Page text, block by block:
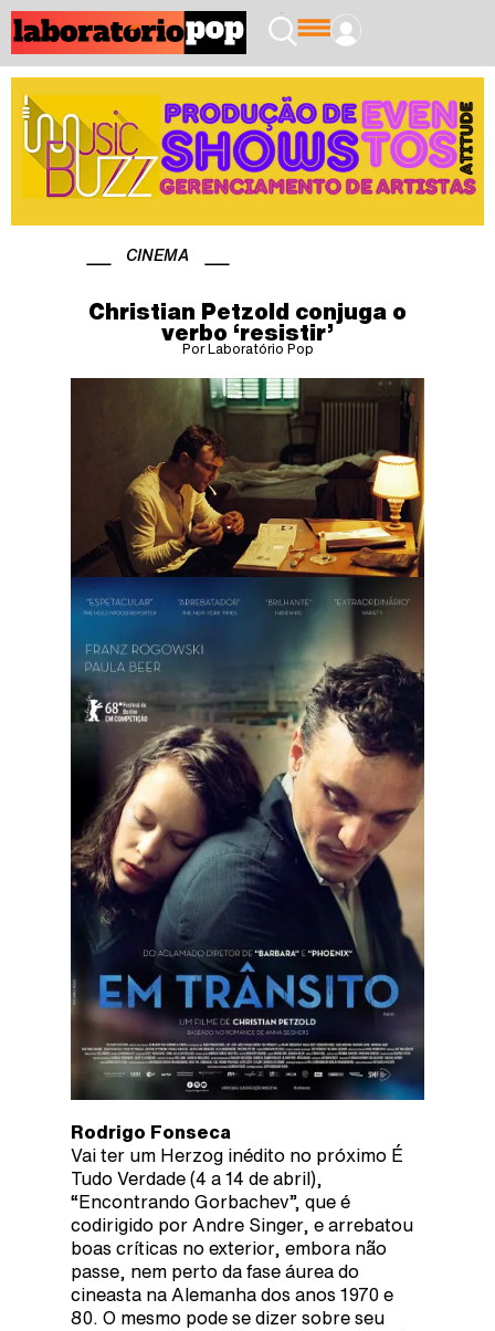
CINEMA
Christian Petzold conjuga o
verbo ‘resistir’
Por Laboratório Pop
Rodrigo Fonseca
Vai ter um Herzog inédito no próximo É
Tudo Verdade (4 a 14 de abril),
“Encontrando Gorbachev”, que é
codirigido por Andre Singer, e arrebatou
boas críticas no exterior, embora não
passe, nem perto da fase áurea do
cineasta na Alemanha dos anos 1970 e
80. O mesmo pode se dizer sobre seu